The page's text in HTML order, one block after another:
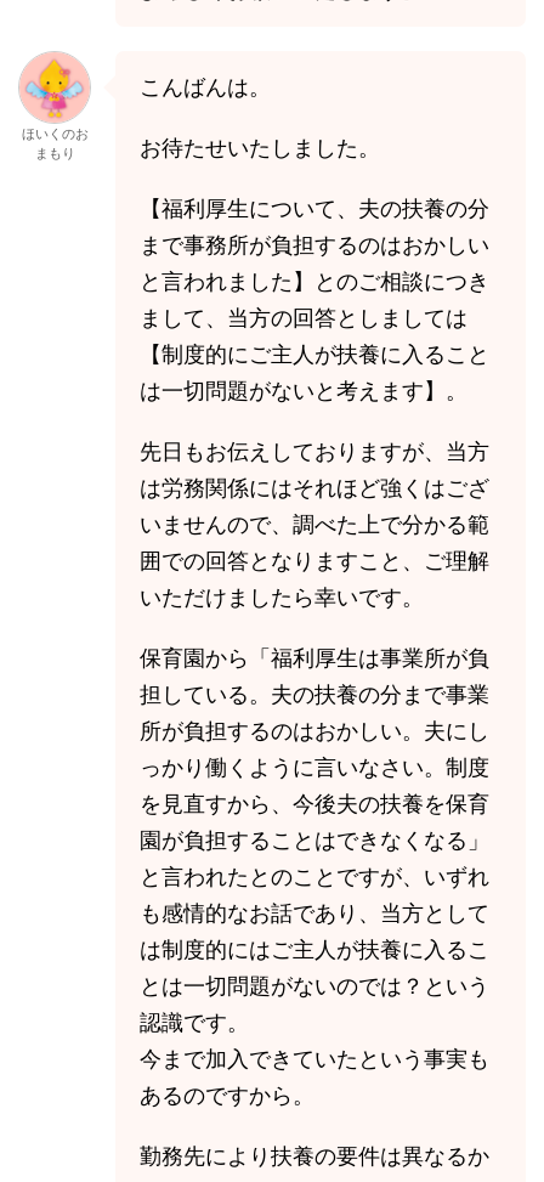
ほいくのお
まもり
こんばんは。
お待たせいたしました。
【福利厚生について、夫の扶養の分
まで事務所が負担するのはおかしい
と言われました】とのご相談につき
まして、当方の回答としましては
【制度的にご主人が扶養に入ること
は一切問題がないと考えます】。
先日もお伝えしておりますが、当方
は労務関係にはそれほど強くはござ
いませんので、調べた上で分かる範
囲での回答となりますこと、ご理解
いただけましたら幸いです。
保育園から「福利厚生は事業所が負
担している。夫の扶養の分まで事業
所が負担するのはおかしい。夫にし
っかり働くように言いなさい。制度
を見直すから、今後夫の扶養を保育
園が負担することはできなくなる」
と言われたとのことですが、いずれ
も感情的なお話であり、当方として
は制度的にはご主人が扶養に入るこ
とは一切問題がないのでは？という
認識です。
今まで加入できていたという事実も
あるのですから。
勤務先により扶養の要件は異なるか